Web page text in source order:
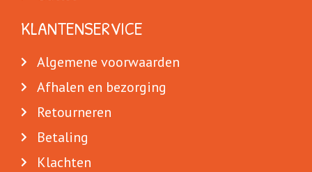
KLANTENSERVICE
Algemene voorwaarden
Afhalen en bezorging
Retourneren
Betaling
Klachten